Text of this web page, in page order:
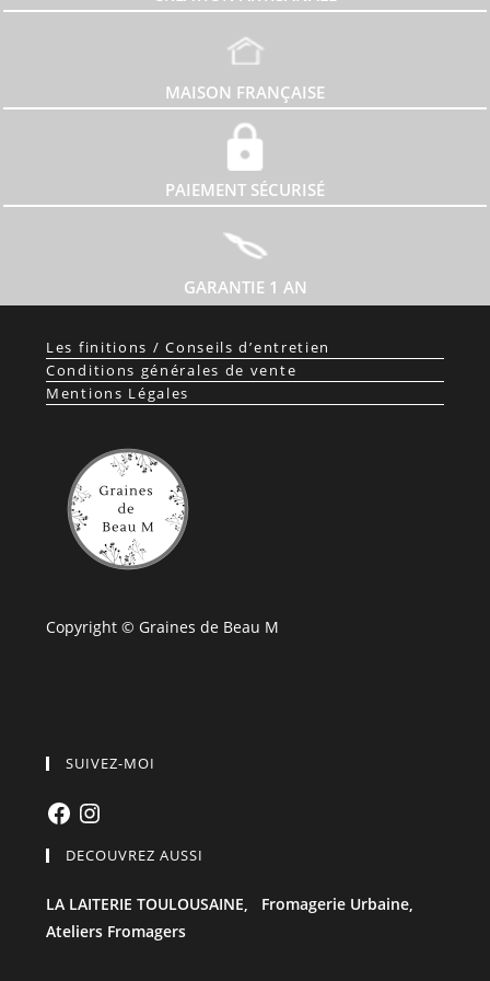
MAISON FRANÇAISE
PAIEMENT SÉCURISÉ
GARANTIE 1 AN
Les finitions / Conseils d’entretien
Conditions générales de vente
Mentions Légales
Copyright © Graines de Beau M
SUIVEZ-MOI
FacebookInstagram
DECOUVREZ AUSSI
LA LAITERIE TOULOUSAINE, Fromagerie Urbaine,
Ateliers Fromagers